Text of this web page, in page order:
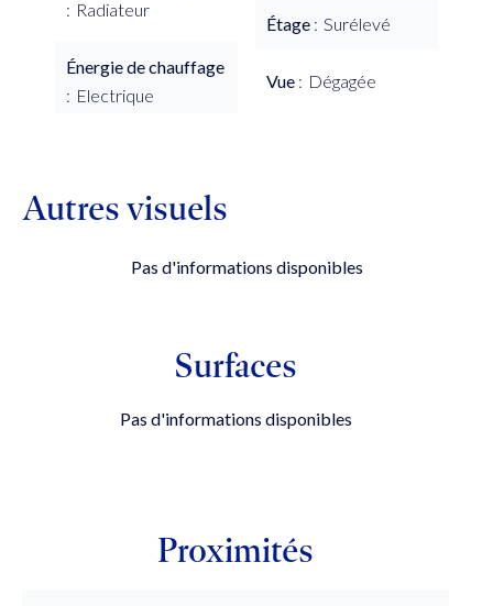
Radiateur
Énergie de chauffage
Electrique
Étage Surélevé
Vue Dégagée
Autres visuels
Pas d'informations disponibles
Surfaces
Pas d'informations disponibles
Proximités